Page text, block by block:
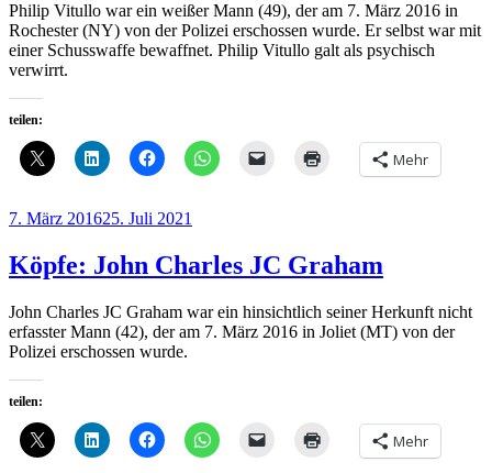
Philip Vitullo war ein weißer Mann (49), der am 7. März 2016 in
Rochester (NY) von der Polizei erschossen wurde. Er selbst war mit
einer Schusswaffe bewaffnet. Philip Vitullo galt als psychisch
verwirrt.
teilen:
Mehr
Veröffentlicht
7. März 201625. Juli 2021
Köpfe: John Charles JC Graham
John Charles JC Graham war ein hinsichtlich seiner Herkunft nicht
erfasster Mann (42), der am 7. März 2016 in Joliet (MT) von der
Polizei erschossen wurde.
teilen:
Mehr